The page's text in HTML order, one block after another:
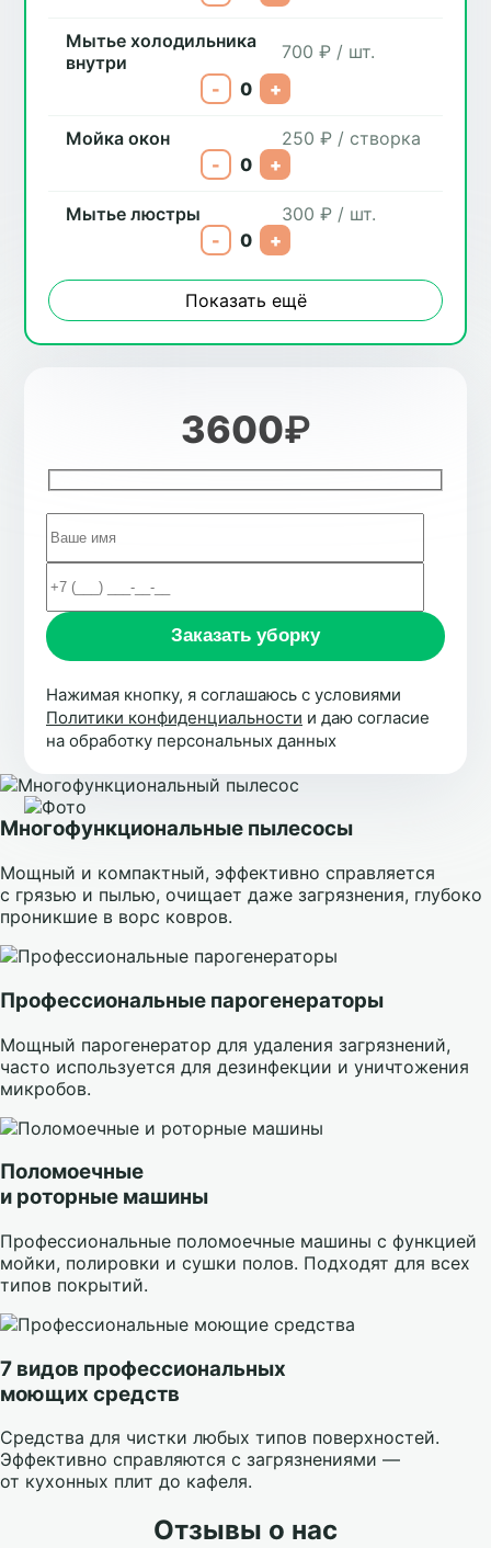
Мытье холодильника
внутри
700 ₽ / шт.
-
0 +
Мойка окон
250 ₽ / створка
-
0 +
Мытье люстры
300 ₽ / шт.
-
0 +
Показать ещё
3600₽
Нажимая кнопку, я соглашаюсь с условиями
Политики конфиденциальности и даю согласие
на обработку персональных данных
Многофункциональные пылесосы
Мощный и компактный, эффективно справляется
с грязью и пылью, очищает даже загрязнения, глубоко
проникшие в ворс ковров.
Профессиональные парогенераторы
Мощный парогенератор для удаления загрязнений,
часто используется для дезинфекции и уничтожения
микробов.
Поломоечные
и роторные машины
Профессиональные поломоечные машины с функцией
мойки, полировки и сушки полов. Подходят для всех
типов покрытий.
7 видов профессиональных
моющих средств
Средства для чистки любых типов поверхностей.
Эффективно справляются с загрязнениями —
от кухонных плит до кафеля.
Отзывы о нас